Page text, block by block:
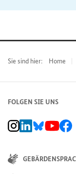
Sie sind hier: Home
FOLGEN SIE UNS
BMZ Instagram-Kanal,
BMZ LinkedIn
BMZ Bluesky-
BMZBMZ